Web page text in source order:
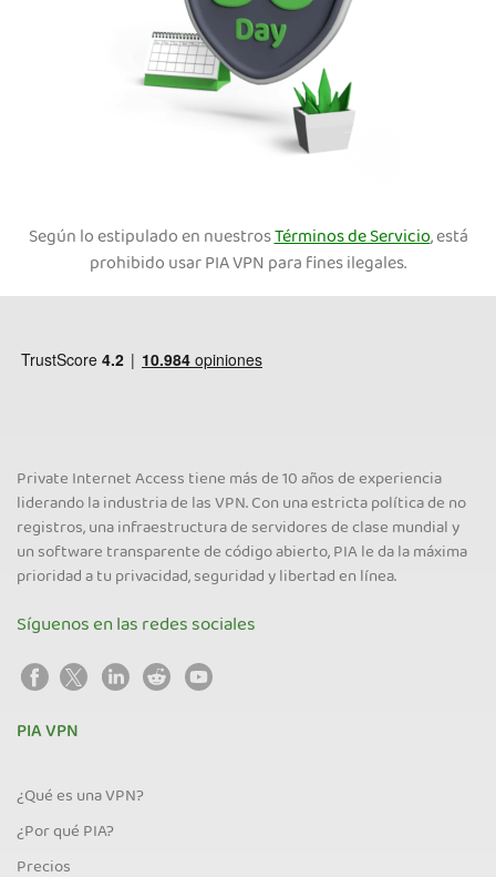
Según lo estipulado en nuestrosTérminos de Servicio, está
prohibido usar PIA VPN para fines ilegales.
Private Internet Access tiene más de 10 años de experiencia
liderando la industria de las VPN. Con una estricta política de no
registros, una infraestructura de servidores de clase mundial y
un software transparente de código abierto, PIA le da la máxima
prioridad a tu privacidad, seguridad y libertad en línea.
Síguenos en las redes sociales
PIA VPN
¿Qué es una VPN?
¿Por qué PIA?
Precios